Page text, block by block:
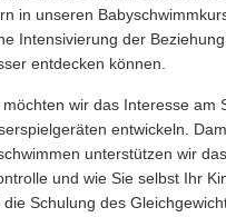
in unseren
Intensivierung der
entdecken können.
wir das Interesse
entwickeln.
unterstützen wir
und wie Sie selbst Ihr
Schulung des